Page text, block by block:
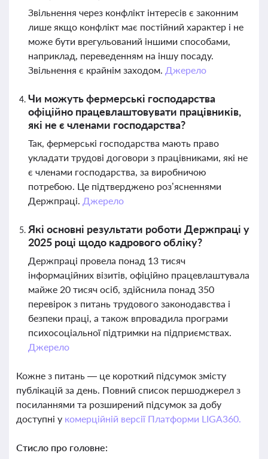
Звільнення через конфлікт інтересів є законним
лише якщо конфлікт має постійний характер і не
може бути врегульований іншими способами,
наприклад, переведенням на іншу посаду.
Звільнення є крайнім заходом. Джерело
Чи можуть фермерські господарства
офіційно працевлаштовувати працівників,
які не є членами господарства?
Так, фермерські господарства мають право
укладати трудові договори з працівниками, які не
є членами господарства, за виробничою
потребою. Це підтверджено роз’ясненнями
Держпраці. Джерело
Які основні результати роботи Держпраці у
2025 році щодо кадрового обліку?
Держпраці провела понад 13 тисяч
інформаційних візитів, офіційно працевлаштувала
майже 20 тисяч осіб, здійснила понад 350
перевірок з питань трудового законодавства і
безпеки праці, а також впровадила програми
психосоціальної підтримки на підприємствах.
Джерело
Кожне з питань — це короткий підсумок змісту
публікацій за день. Повний список першоджерел з
посиланнями та розширений підсумок за добу
доступні у комерційній версії Платформи LIGA360.
Стисло про головне: